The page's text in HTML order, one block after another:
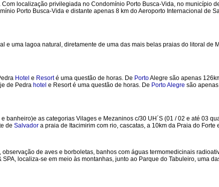
localização privilegiada no Condomínio Porto Busca-Vida, no município
Porto Busca-Vida e distante apenas 8 km do Aeroporto Internacional de
uma lagoa natural, diretamente de uma das mais belas praias do litoral de
Hotel e Resorté uma questão de horas. De PortoAlegre são apenas
de Pedra hotel e Resort é uma questão de horas. De Porto Alegre são
banheiro)e as categorias Vilages e Mezaninos c/30 UH´S (01 / 02 e até 03
de Salvador a praia de Itacimirim com rio, cascatas, a 10km da Praia do Forte
de aves e borboletas, banhos com águas termomedicinais
localiza-se em meio às montanhas, junto ao Parque do Tabuleiro, uma